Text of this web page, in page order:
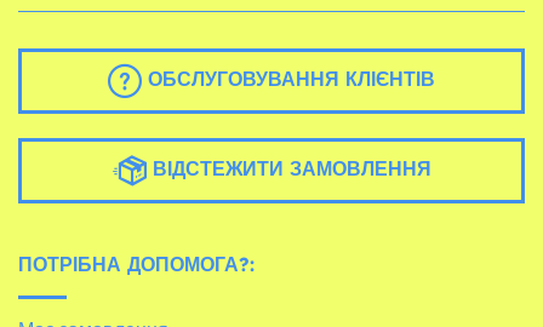
ОБСЛУГОВУВАННЯ КЛІЄНТІВ
ВІДСТЕЖИТИ ЗАМОВЛЕННЯ
ПОТРІБНА ДОПОМОГА?: